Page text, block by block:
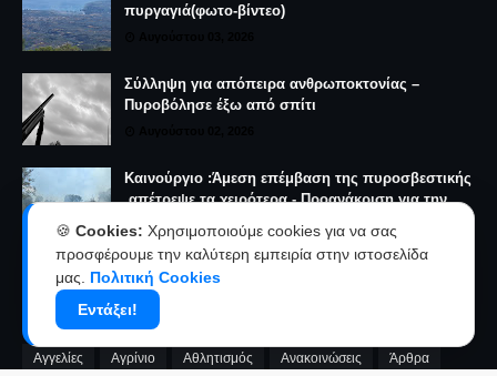
πυργαγιά(φωτο-βίντεο)
Σύλληψη για απόπειρα ανθρωποκτονίας –
Πυροβόλησε έξω από σπίτι
Καινούργιο :Άμεση επέμβαση της πυροσβεστικής
,απέτρεψε τα χειρότερα - Προανάκριση για την
Αυγούστου 03, 2026
ΚΑΤΗΓΟΡΊΕΣ
Αγγελίες Αγρίνιο Αθλητισμός Ανακοινώσεις Άρθρα
🍪 Cookies: Χρησιμοποιούμε cookies για να σας
προσφέρουμε την καλύτερη εμπειρία στην ιστοσελίδα
μας. Πολιτική Cookies
Εντάξει!